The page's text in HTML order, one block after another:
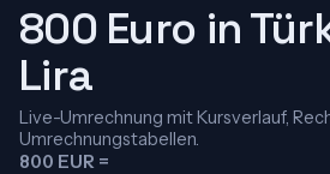
800 Euro in
Lira
Live-Umrechnung mit Kursverlauf,
Umrechnungstabellen.
800 EUR =